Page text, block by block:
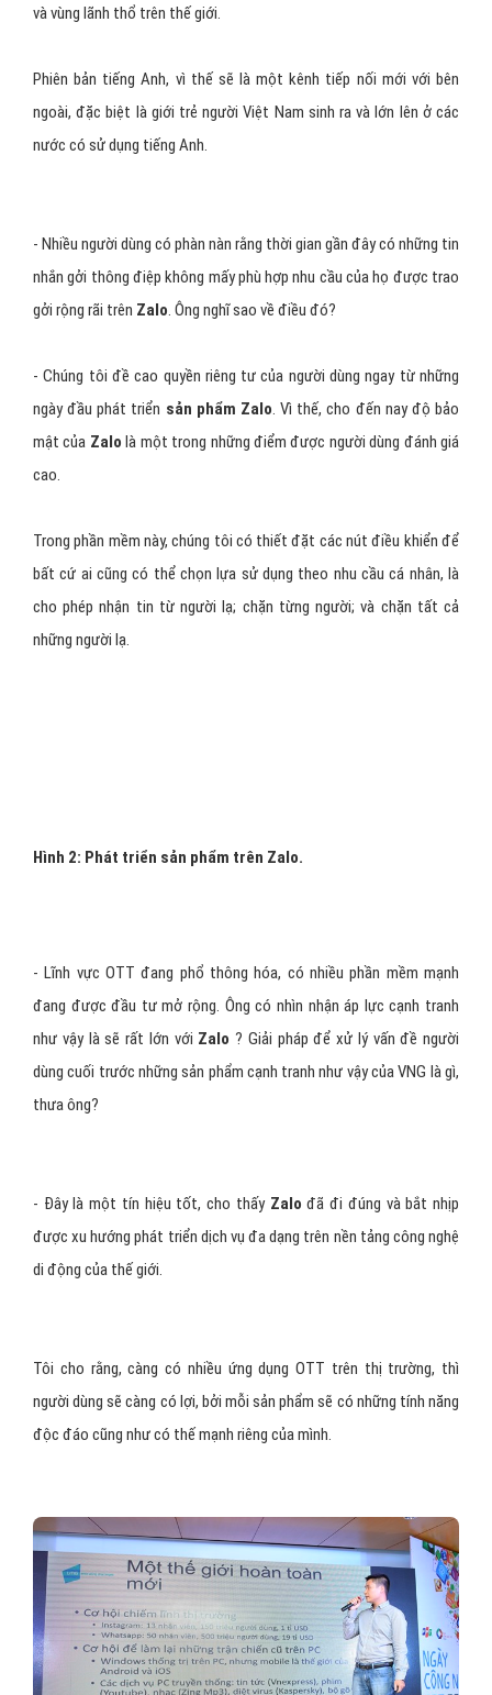
người Việt hải ngoại, đặc biệt là các quốc gia có số lượng đồng
bào ở nước ngoài lớn như Mỹ, Nga, Đức, Hàn Quốc.Hiện tại, chúng
tôi cũng đã đăng ký và được phép
Phiên bản tiếng Anh, vì thế sẽ là một kênh tiếp nối mới với bên
ngoài, đặc biệt là giới trẻ người Việt Nam sinh ra và lớn lên ở các
nước có sử dụng tiếng Anh.
- Nhiều người dùng có phàn nàn rằng thời gian gần đây có những tin
nhắn gởi thông điệp không mấy phù hợp nhu cầu của họ được trao
gởi rộng rãi trên
- Chúng tôi đề cao quyền riêng tư của người dùng ngay từ những
ngày đầu phát triểnsản phẩm Zalo. Vì thế, cho đến nay độ bảo
mật củaZalolà một trong những điểm được người dùng đánh giá
cao.
Hình 2: Phát triển sản phẩm trên Zalo.
đang được đầu tư mở rộng. Ông có nhìn nhận áp lực cạnh tranh
như vậy là sẽ rất lớn vớiZalo
? Giải pháp để xử lý vấn đề người
dùng cuối trước những sản phẩm cạnh tranh như vậy của VNG là gì,
- Đây là một tín hiệu tốt, cho thấy Zalođã đi đúng và bắt nhịp
được xu hướng phát triển dịch vụ đa dạng trên nền tảng công nghệ
di động của thế giới.